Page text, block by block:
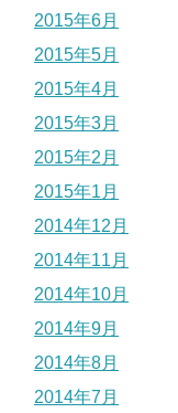
2015年6月
2015年5月
2015年4月
2015年3月
2015年2月
2015年1月
2014年12月
2014年11月
2014年10月
2014年9月
2014年8月
2014年7月